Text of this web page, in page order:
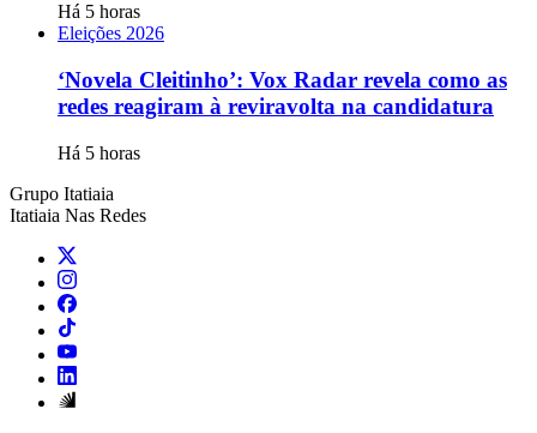
Há 5 horas
Eleições 2026
‘Novela Cleitinho’: Vox Radar revela como as
redes reagiram à reviravolta na candidatura
Há 5 horas
Grupo Itatiaia
Itatiaia Nas Redes